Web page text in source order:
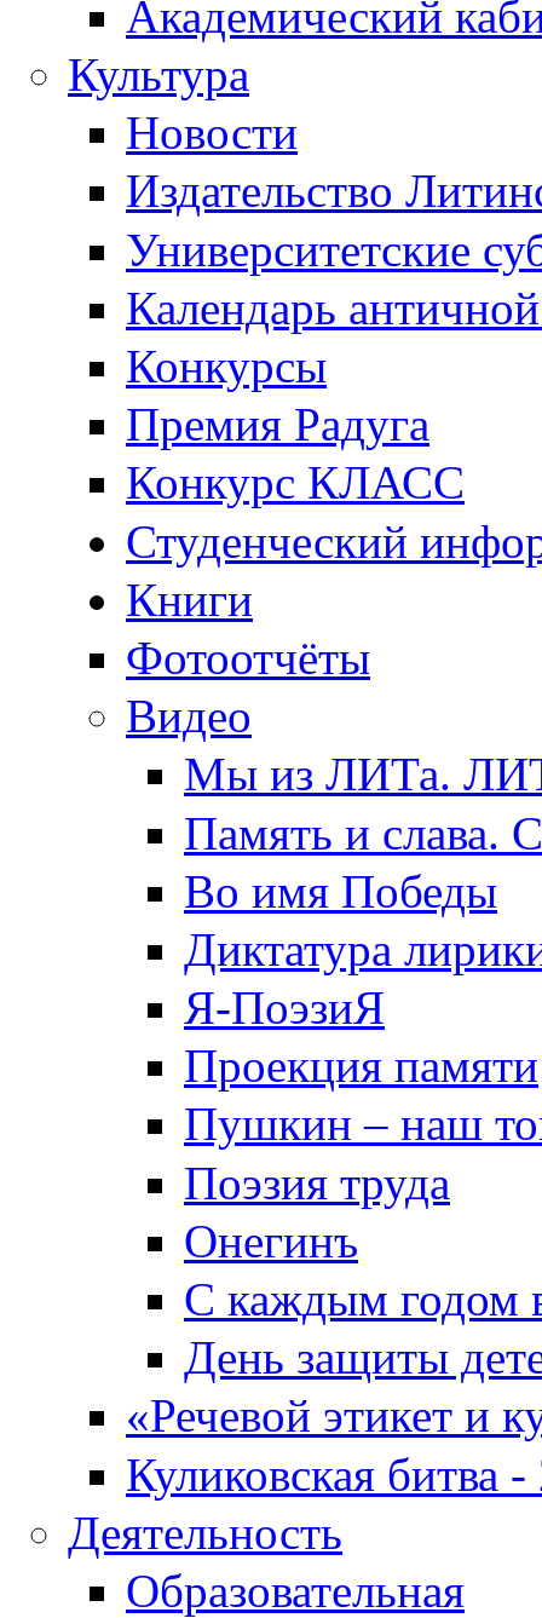
Академический
Культура
Новости
Издательство
Университетские
Календарь
Конкурсы
Премия Радуга
Конкурс КЛАСС
Студенческий
Книги
Фотоотчёты
Видео
Мы из ЛИТа.
Память и слава.
Во имя Победы
Диктатура
Я-ПоэзиЯ
Проекция памяти
Пушкин – наш
Поэзия труда
Онегинъ
С каждым годом
День защиты
«Речевой этикет и
Куликовская битва
Деятельность
Образовательная